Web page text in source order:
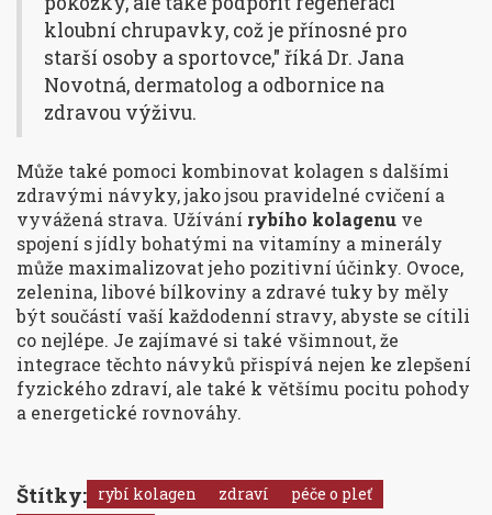
kloubní chrupavky, což je přínosné pro
starší osoby a sportovce," říká Dr. Jana
Novotná, dermatolog a odbornice na
zdravou výživu.
Může také pomoci kombinovat kolagen s dalšími
zdravými návyky, jako jsou pravidelné cvičení a
vyvážená strava. Užívání rybího kolagenu ve
spojení s jídly bohatými na vitamíny a minerály
může maximalizovat jeho pozitivní účinky. Ovoce,
zelenina, libové bílkoviny a zdravé tuky by měly
být součástí vaší každodenní stravy, abyste se cítili
co nejlépe. Je zajímavé si také všimnout, že
integrace těchto návyků přispívá nejen ke zlepšení
fyzického zdraví, ale také k většímu pocitu pohody
a energetické rovnováhy.
Štítky: rybí kolagen zdraví
péče o pleť